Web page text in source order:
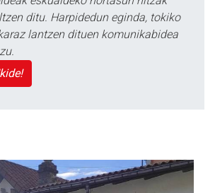
ditu. Harpidedun eginda, tokiko
lantzen dituen komunikabidea